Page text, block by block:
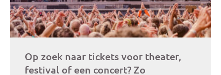
Op zoek naar tickets voor theater,
festival of een concert? Zo